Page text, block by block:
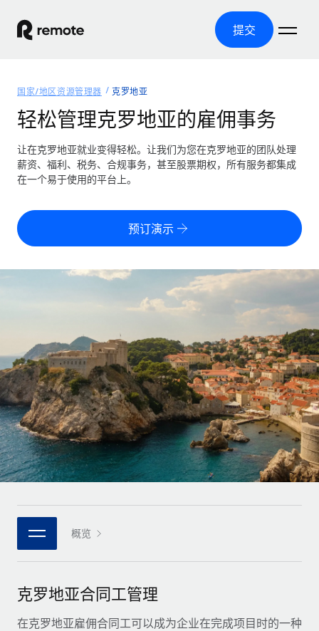
提交
产品
全球招聘
全球薪资管理
轻松运行合规薪资
零实体成本实现全球扩张
全球合规聘用合同工
PEO
外包复杂雇佣任务
基础设施
Remote Embedded
将人力资源无缝融入工作流程
团队的内置核心人力资源功能
连接 新的
使用我们的 MCP 将任何人工智能工具与 Remote 平台相连
借助核心业务工具简化流程
覆盖全球
美国各州浏览器
了解我们的竞争优势
成长阶段
初创企业
为成长型企业量身打造的全球敏捷型人力资源与薪资解决方案
中型市场
通过定制化人力资源解决方案扩展团队
企业
与我们携手合作
战略技术合作伙伴
与我们共探合作机遇
资源
工具与计算器
误分类风险计算工具
员工成本计算器
计算任何国家的员工总成本
探索全球合同工的结算货币选项与结算速度
通过 REMOTE 学习
研究与指引
案例研究
人力资源术语表
核对表和模板
职位描述库
网络研讨会
活动
新闻室
定价
中文（简体）
Nederlands
Français
Deutsch
Español
Italiano
Português (Portugal)
日本語
한국어
中文（简体）
登录
国家/地区资源管理器 克罗地亚
轻松管理克罗地亚的雇佣事务
让在克罗地亚就业变得轻松。让我们为您在克罗地亚的团队处理
薪资、福利、税务、合规事务，甚至股票期权，所有服务都集成
在一个易于使用的平台上。
预订演示
概览
克罗地亚合同工管理
在克罗地亚雇佣合同工可以成为企业在完成项目时的一种